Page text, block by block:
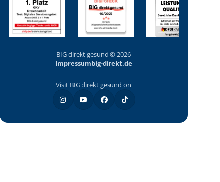
BIG direkt gesund © 2026
Impressumbig-direkt.de
Visit BIG direkt gesund on